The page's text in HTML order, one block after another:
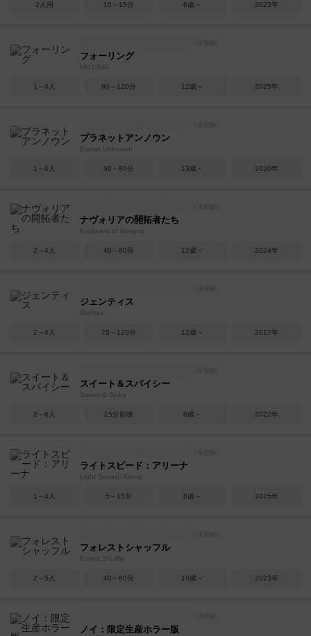
2人用 10～15分 8歳～ 2023年
フォーリング
FALLING
1～4人 90～120分 12歳～ 2025年
プラネットアンノウン
Planet Unknown
1～6人 60～80分 13歳～ 2020年
ナヴォリアの開拓者たち
Explorers of Navoria
2～4人 40～80分 12歳～ 2024年
ジェンティス
Gentes
2～4人 75～120分 12歳～ 2017年
スイート＆スパイシー
Sweet & Spicy
2～6人 15分前後 8歳～ 2022年
ライトスピード：アリーナ
Light Speed: Arena
1～4人 5～15分 8歳～ 2025年
フォレストシャッフル
Forest Shuffle
2～5人 40～60分 10歳～ 2023年
ノイ：限定生産ホラー版